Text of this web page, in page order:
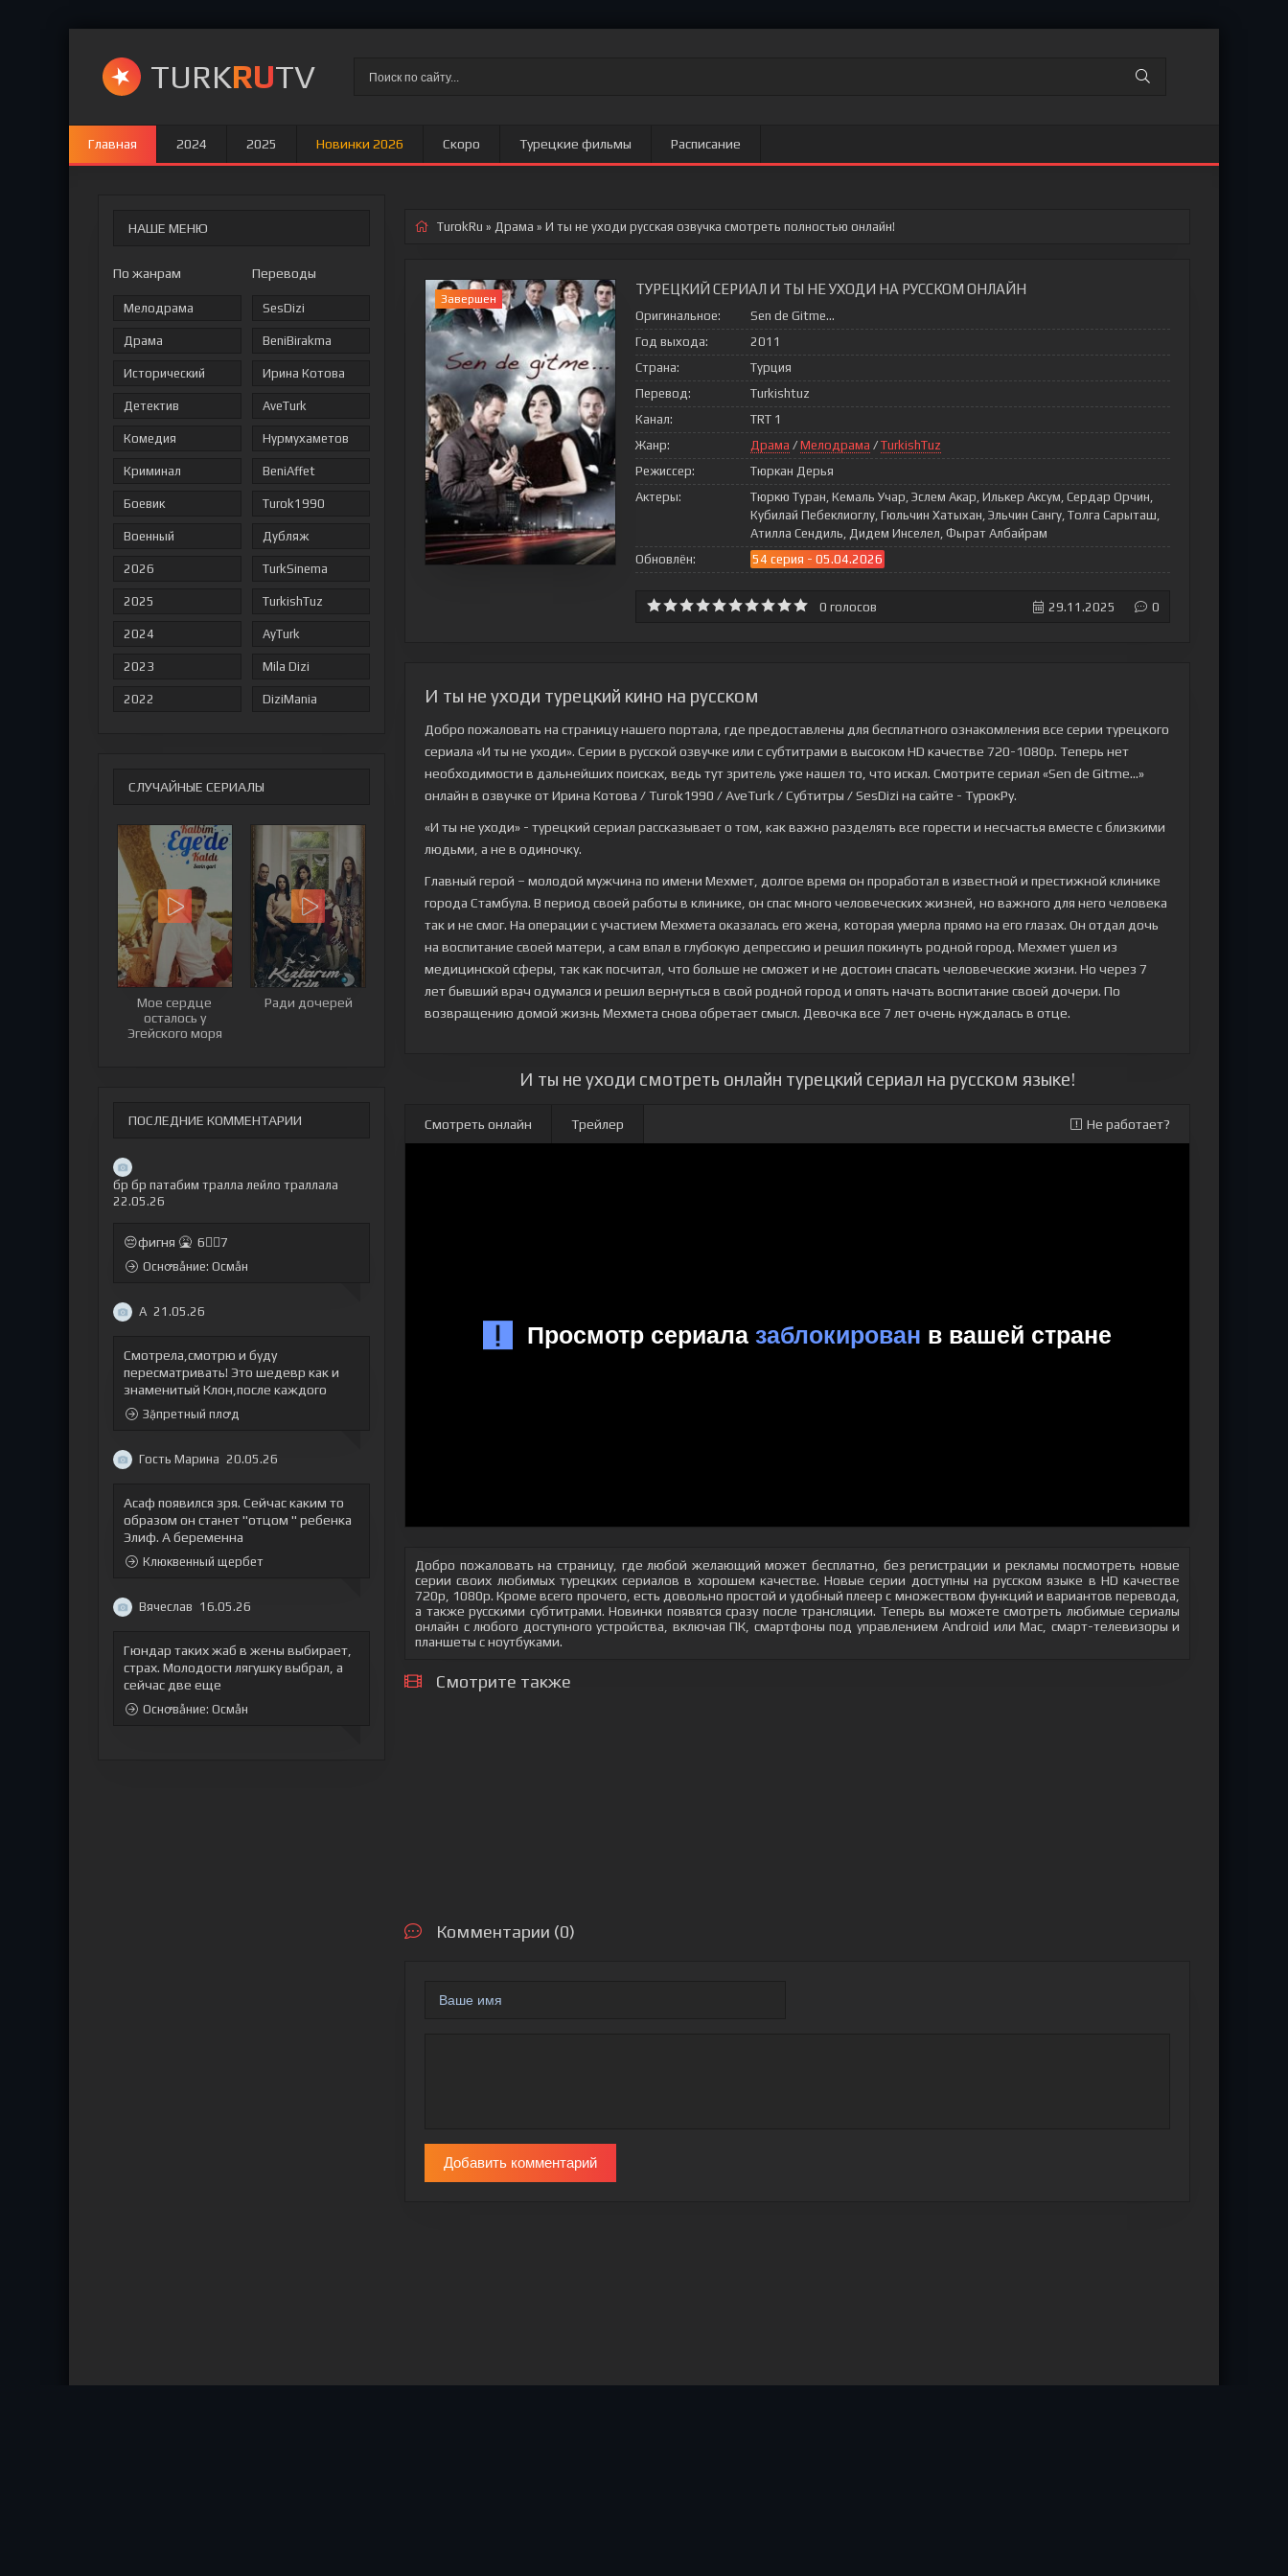
TURKRUTV
Главная 2024 2025 Новинки 2026 Скоро Турецкие фильмы Расписание
НАШЕ МЕНЮ
По жанрам
Мелодрама
Драма
Исторический
Детектив
Комедия
Криминал
Боевик
Военный
2026
2025
2024
2023
2022
Переводы
SesDizi
BeniBirakma
Ирина Котова
AveTurk
Нурмухаметов
BeniAffet
Turok1990
Дубляж
TurkSinema
TurkishTuz
AyTurk
Mila Dizi
DiziMania
СЛУЧАЙНЫЕ СЕРИАЛЫ
Мое сердце
осталось у
Эгейского моря
Ради дочерей
ПОСЛЕДНИЕ КОММЕНТАРИИ
бр бр патабим тралла лейло траллала
22.05.26
😔фигня 🤮 6🤷‍♂7
Оснꝍвẫние: Осмẫн
А 21.05.26
Смотрела,смотрю и буду
пересматривать! Это шедевр как и
знаменитый Клон,после каждого
Зặпретный плꝍд
Гость Марина 20.05.26
Асаф появился зря. Сейчас каким то
образом он станет "отцом " ребенка
Элиф. А беременна
Клюквенный щербет
Вячеслав 16.05.26
Гюндар таких жаб в жены выбирает,
страх. Молодости лягушку выбрал, а
сейчас две еще
Оснꝍвẫние: Осмẫн
TurokRu » Драма » И ты не уходи русская озвучка смотреть полностью онлайн!
Завершен
ТУРЕЦКИЙ СЕРИАЛ И ТЫ НЕ УХОДИ НА РУССКОМ ОНЛАЙН
Оригинальное:
Sen de Gitme...
Год выхода:
2011
Страна:
Турция
Перевод:
Turkishtuz
Канал:
TRT 1
Жанр:
Драма / Мелодрама / TurkishTuz
Режиссер:
Тюркан Дерья
Актеры:
Тюркю Туран, Кемаль Учар, Эслем Акар, Илькер Аксум, Сердар Орчин,
Кубилай Пебеклиоглу, Гюльчин Хатыхан, Эльчин Сангу, Толга Сарыташ,
Атилла Сендиль, Дидем Инселел, Фырат Албайрам
Обновлён:
54 серия - 05.04.2026
0 голосов 29.11.2025 0
И ты не уходи турецкий кино на русском
Добро пожаловать на страницу нашего портала, где предоставлены для бесплатного ознакомления все серии турецкого
сериала «И ты не уходи». Серии в русской озвучке или с субтитрами в высоком HD качестве 720-1080p. Теперь нет
необходимости в дальнейших поисках, ведь тут зритель уже нашел то, что искал. Смотрите сериал «Sen de Gitme...»
онлайн в озвучке от Ирина Котова / Turok1990 / AveTurk / Субтитры / SesDizi на сайте - ТурокРу.
«И ты не уходи» - турецкий сериал рассказывает о том, как важно разделять все горести и несчастья вместе с близкими
людьми, а не в одиночку.
Главный герой – молодой мужчина по имени Мехмет, долгое время он проработал в известной и престижной клинике
города Стамбула. В период своей работы в клинике, он спас много человеческих жизней, но важного для него человека
так и не смог. На операции с участием Мехмета оказалась его жена, которая умерла прямо на его глазах. Он отдал дочь
на воспитание своей матери, а сам впал в глубокую депрессию и решил покинуть родной город. Мехмет ушел из
медицинской сферы, так как посчитал, что больше не сможет и не достоин спасать человеческие жизни. Но через 7
лет бывший врач одумался и решил вернуться в свой родной город и опять начать воспитание своей дочери. По
возвращению домой жизнь Мехмета снова обретает смысл. Девочка все 7 лет очень нуждалась в отце.
И ты не уходи смотреть онлайн турецкий сериал на русском языке!
Смотреть онлайн Трейлер Не работает?
Добро пожаловать на страницу, где любой желающий может бесплатно, без регистрации и рекламы посмотреть новые
серии своих любимых турецких сериалов в хорошем качестве. Новые серии доступны на русском языке в HD качестве
720p, 1080p. Кроме всего прочего, есть довольно простой и удобный плеер с множеством функций и вариантов перевода,
а также русскими субтитрами. Новинки появятся сразу после трансляции. Теперь вы можете смотреть любимые сериалы
онлайн с любого доступного устройства, включая ПК, смартфоны под управлением Android или Mac, смарт-телевизоры и
планшеты с ноутбуками.
Смотрите также
Комментарии (0)
Добавить комментарий